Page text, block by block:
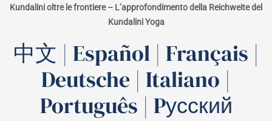
Kundalini oltre le frontiere – L’approfondimento della Reichweite del
Kundalini Yoga
中文 | Español| Français |
Deutsche | Italiano |
Português | Pусский